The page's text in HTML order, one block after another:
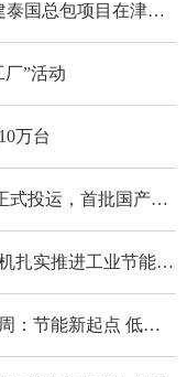
• 智造赋能 统筹优质资源 海油工程承建泰国总包项目在津开工
”活动
万台
• 人民日报 | 国内最大海水淡化试验场正式投运，首批国产能量回收装置在津完成验证
• 市工业和信息化局以节能宣传周为契机扎实推进工业节能降碳工作
• 【节能宣传周】2026年全国节能宣传周：节能新起点 低碳向未来